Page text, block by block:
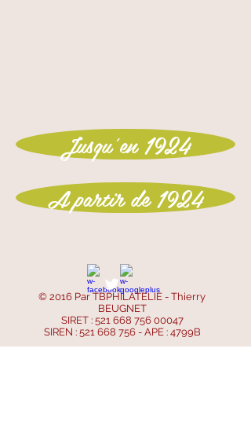
Jusqu'en 1924
A partir de 1924
© 2016 Par TBPHILATELIE - Thierry
BEUGNET
SIRET : 521 668 756 00047
SIREN : 521 668 756- APE : 4799B